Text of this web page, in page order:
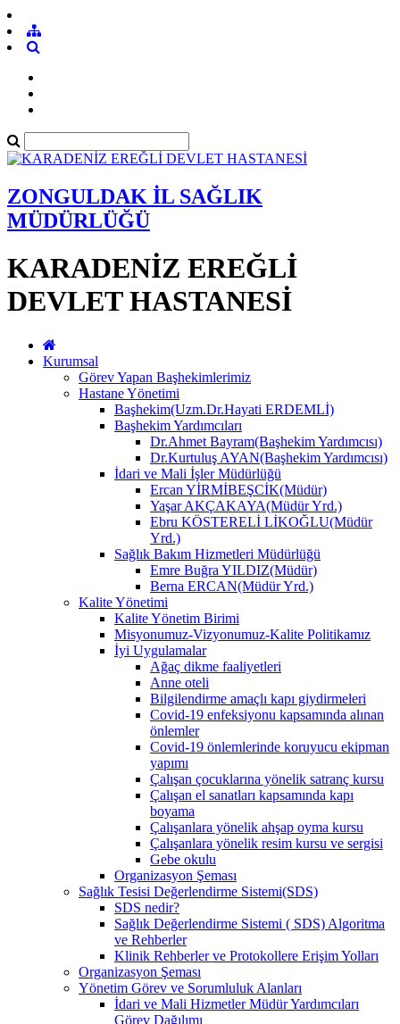
ZONGULDAK İL SAĞLIK
MÜDÜRLÜĞÜ
KARADENİZ EREĞLİ
DEVLET HASTANESİ
Kurumsal
Görev Yapan Başhekimlerimiz
Hastane Yönetimi
Başhekim(Uzm.Dr.Hayati ERDEMLİ)
Başhekim Yardımcıları
Dr.Ahmet Bayram(Başhekim Yardımcısı)
Dr.Kurtuluş AYAN(Başhekim Yardımcısı)
İdari ve Mali İşler Müdürlüğü
Ercan YİRMİBEŞCİK(Müdür)
Yaşar AKÇAKAYA(Müdür Yrd.)
Ebru KÖSTERELİ LİKOĞLU(Müdür
Yrd.)
Sağlık Bakım Hizmetleri Müdürlüğü
Emre Buğra YILDIZ(Müdür)
Berna ERCAN(Müdür Yrd.)
Kalite Yönetimi
Kalite Yönetim Birimi
Misyonumuz-Vizyonumuz-Kalite Politikamız
İyi Uygulamalar
Ağaç dikme faaliyetleri
Anne oteli
Bilgilendirme amaçlı kapı giydirmeleri
Covid-19 enfeksiyonu kapsamında alınan
önlemler
Covid-19 önlemlerinde koruyucu ekipman
yapımı
Çalışan çocuklarına yönelik satranç kursu
Çalışan el sanatları kapsamında kapı
boyama
Çalışanlara yönelik ahşap oyma kursu
Çalışanlara yönelik resim kursu ve sergisi
Gebe okulu
Organizasyon Şeması
Sağlık Tesisi Değerlendirme Sistemi(SDS)
SDS nedir?
Sağlık Değerlendirme Sistemi ( SDS) Algoritma
ve Rehberler
Klinik Rehberler ve Protokollere Erişim Yolları
Organizasyon Şeması
Yönetim Görev ve Sorumluluk Alanları
İdari ve Mali Hizmetler Müdür Yardımcıları
Görev Dağılımı